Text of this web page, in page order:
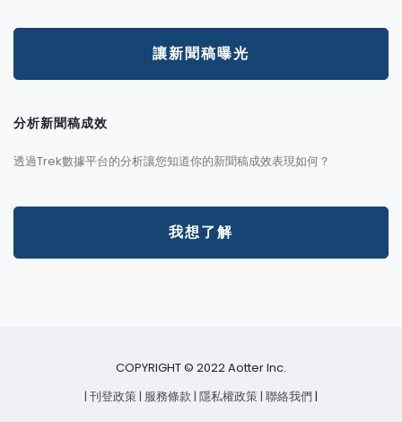
讓新聞稿曝光
分析新聞稿成效
透過Trek數據平台的分析讓您知道你的新聞稿成效表現如何？
我想了解
COPYRIGHT © 2022 Aotter Inc.
| 刊登政策| 服務條款| 隱私權政策| 聯絡我們 |